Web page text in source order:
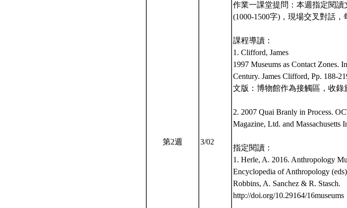
第2週 3/02
作業一課堂提問：本週指定閱讀
(1000-1500字)，現場交叉對話
課程導讀：
1. Clifford, James
1997 Museums as Contact Zones.
Century. James Clifford, Pp. 188-
文版：博物館作為接觸區，收錄
2. 2007 Quai Branly in Process.
Magazine, Ltd. and
指定閱讀：
1. Herle, A. 2016. Anthropology
Encyclopedia of Anthropology
Robbins, A. Sanchez & R. Stasch.
http://doi.org/10.29164/16museums